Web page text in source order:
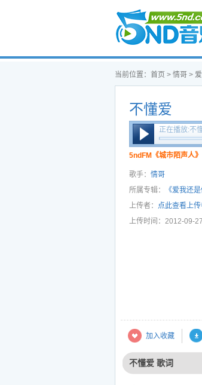
首页
当前位置： 首页 > 情哥 >
不懂爱
正在播放:不
5ndFM《城市陌声人
歌手： 情哥
所属专辑：
《爱我还是
上传者： 点此查看上
上传时间：2012-09-27
加入收藏
不懂爱 歌词